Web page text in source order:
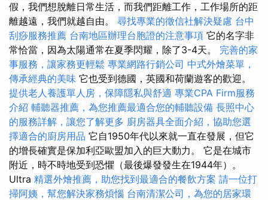
假，我們想脫離日常生活，而我們距離工作，工作場所的距
離越遠，我們就越自由。 尋找專業的徵信社解決疑慮 台中
刮痧服務推薦 台南地區辦理台胞證的注意事項 它的名字非
常恰當，因為太陽通常在夏季閃耀，除了3-4天。 完善的家
事服務，讓家務更輕鬆 專業網路行銷公司 中式外燴菜單，
傳承經典的美味 它也受到德國，英國和荷蘭遊客的歡迎。
提供老人養護單人房，保障隱私與舒適 專業CPA Firm服務
介紹 輔聽器推薦，為您推薦最適合您的輔聽設備 長照中心
的服務詳解，讓您了解更多 廚房器具全面介紹，協助您選
擇適合的廚房用品 它自1950年代以來就一直在發展，但它
的增長確實是保加利亞歐盟加入的巨大動力。 它是在城市
附近，時不時地受到恐懼（最後爆發發生在1944年）。
Ultra 精選外燴推薦，助您找到最適合的餐飲方案 請一位打
掃阿姨，幫您解決家務煩惱 台南清潔公司，為您的居家環